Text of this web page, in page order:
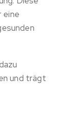
eine
und trägt